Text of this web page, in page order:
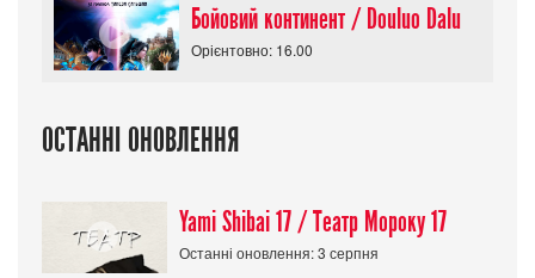
Бойовий континент / Douluo Dalu
Орієнтовно: 16.00
ОСТАННІ ОНОВЛЕННЯ
Yami Shibai 17 / Театр Мороку 17
Останні оновлення: 3 серпня